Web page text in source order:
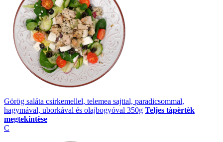
Görög saláta csirkemellel, telemea sajttal, paradicsommal,
hagymával, uborkával és olajbogyóval 350g Teljes tàpèrtèk
megtekintèse
C